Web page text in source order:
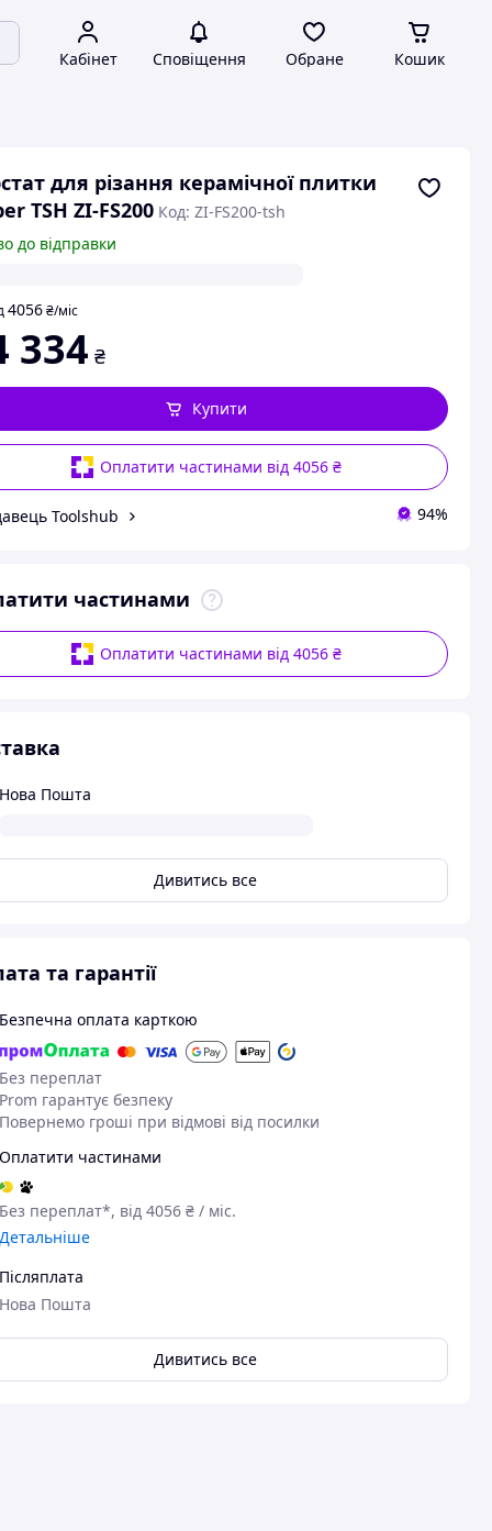
Кабінет Сповіщення Обране Кошик
для різання керамічної плитки
TSH ZI-FS200 Код: ZI-FS200-tsh
до відправки
4056 ₴/міс
334 ₴
Оплатити частинами від 4056 ₴
Купити
Toolshub 94%
частинами
Оплатити частинами від 4056 ₴
Нова Пошта
Дивитись все
та гарантії
Безпечна оплата карткою
Без переплат
Prom гарантує безпеку
Повернемо гроші при відмові від посилки
Оплатити частинами
Без переплат*, від 4056 ₴ / міс.
Детальніше
Післяплата
Нова Пошта
Дивитись все